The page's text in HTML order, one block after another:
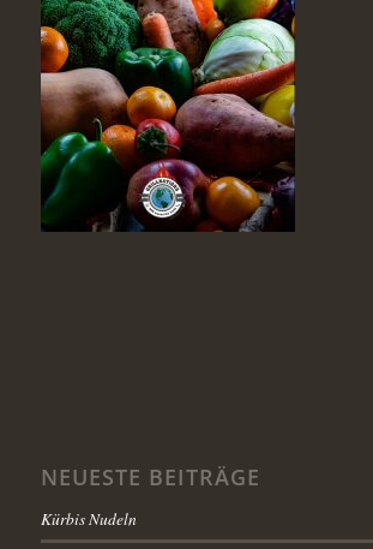
NEUESTE BEITRÄGE
Kürbis Nudeln